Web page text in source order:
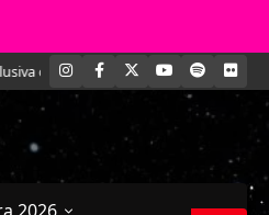
con María Paz Valdivieso, la joven
INSTAGRAM
FACEBOOK YOUTUBE
SPOTIFY